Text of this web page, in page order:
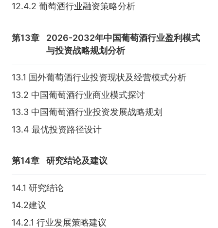
12.4.2 葡萄酒行业融资策略分析
第13章
2026-2032年中国葡萄酒行业盈利模式
与投资战略规划分析
13.1 国外葡萄酒行业投资现状及经营模式分析
13.2 中国葡萄酒行业商业模式探讨
13.3 中国葡萄酒行业投资发展战略规划
13.4 最优投资路径设计
第14章 研究结论及建议
14.1 研究结论
14.2建议
14.2.1 行业发展策略建议